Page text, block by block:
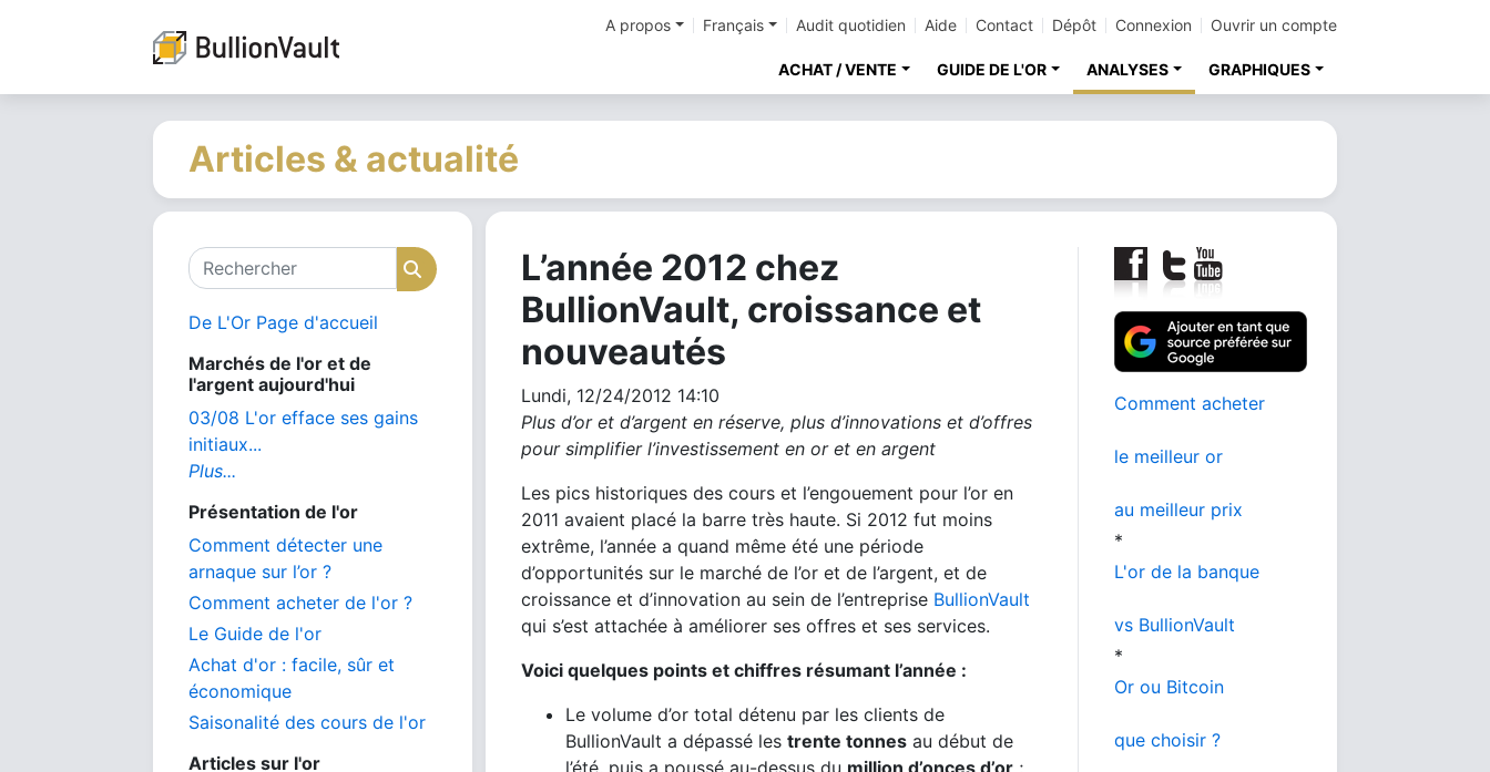
A propos Français Audit quotidien Aide Contact Dépôt Connexion Ouvrir un compte
ACHAT / VENTE GUIDE DE L'OR ANALYSES GRAPHIQUES
Articles & actualité
Rechercher Rechercher
De L'Or Page d'accueil
Marchés de l'or et de
l'argent aujourd'hui
03/08 L'or efface ses gains
initiaux...
Plus...
Présentation de l'or
Comment détecter une
arnaque sur l’or ?
Comment acheter de l'or ?
Le Guide de l'or
Achat d'or : facile, sûr et
économique
Saisonalité des cours de l'or
Articles sur l'or
L’année 2012 chez
BullionVault, croissance et
nouveautés
Lundi, 12/24/2012 14:10
Plus d’or et d’argent en réserve, plus d’innovations et d’offres
pour simplifier l’investissement en or et en argent
Les pics historiques des cours et l’engouement pour l’or en
2011 avaient placé la barre très haute. Si 2012 fut moins
extrême, l’année a quand même été une période
d’opportunités sur le marché de l’or et de l’argent, et de
croissance et d’innovation au sein de l’entreprise BullionVault
qui s’est attachée à améliorer ses offres et ses services.
Voici quelques points et chiffres résumant l’année :
Le volume d’or total détenu par les clients de
BullionVault a dépassé les trente tonnes au début de
l’été, puis a poussé au-dessus du million d’onces d’or ;
Comment acheter
le meilleur or
au meilleur prix
*
L'or de la banque
vs BullionVault
*
Or ou Bitcoin
que choisir ?